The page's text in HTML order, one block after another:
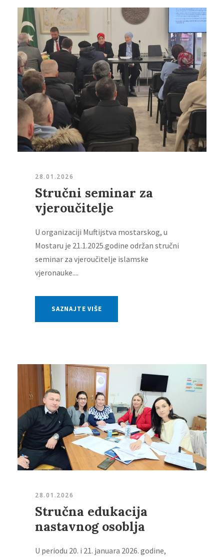
28.01.2026
Stručni seminar za
vjeroučitelje
U organizaciji Muftijstva mostarskog, u
Mostaru je 21.1.2025.godine održan stručni
seminar za vjeroučitelje islamske
vjeronauke....
SAZNAJTE VIŠE
28.01.2026
Stručna edukacija
nastavnog osoblja
U periodu 20. i 21. januara 2026. godine,